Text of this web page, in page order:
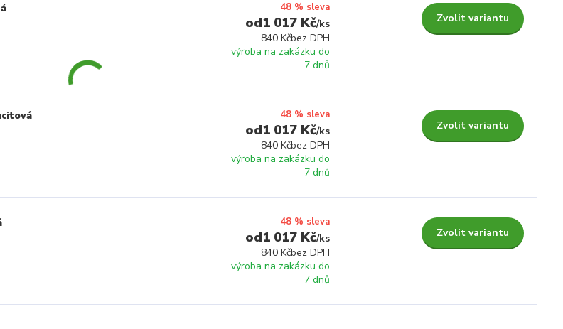
48 % sleva
1 017 Kč/ks
840 Kčbez DPH
výroba na zakázku do
7 dnů
Zvolit variantu
48 % sleva
1 017 Kč/ks
840 Kčbez DPH
výroba na zakázku do
7 dnů
Zvolit variantu
48 % sleva
1 017 Kč/ks
840 Kčbez DPH
výroba na zakázku do
7 dnů
Zvolit variantu